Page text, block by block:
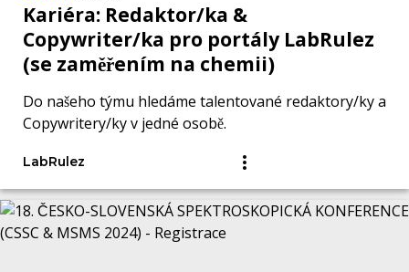
Kariéra: Redaktor/ka &
Copywriter/ka pro portály LabRulez
(se zaměřením na chemii)
Do našeho týmu hledáme talentované redaktory/ky a
Copywritery/ky v jedné osobě.
LabRulez